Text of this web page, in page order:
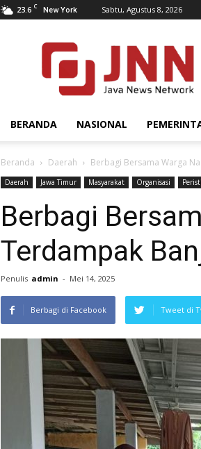
23.6 C New York Sabtu, Agustus 8, 2026
JNN.co.id
BERANDA NASIONAL
Beranda Daerah Berbagi Bersama Warga
Daerah Jawa Timur Masyarakat Organisasi
Berbagi
Terdampak
Penulis admin - Mei 14, 2025
Berbagi di Facebook Tweet di